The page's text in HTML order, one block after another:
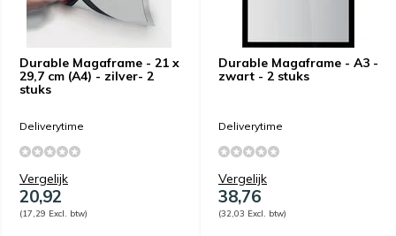
Durable Magaframe - 21 x
29,7 cm (A4) - zilver- 2
stuks
Deliverytime
Vergelijk
20,92
(17,29 Excl. btw)
Durable Magaframe - A3 -
zwart - 2 stuks
Deliverytime
Vergelijk
38,76
(32,03 Excl. btw)